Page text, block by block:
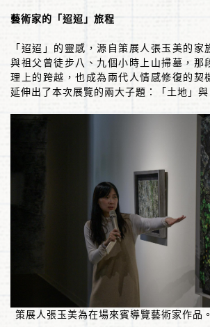
藝術家的「迢迢」旅程
「迢迢」的靈感，源自策展人張玉美的家
與祖父曾徒步八、九個小時上山掃墓，那
理上的跨越，也成為兩代人情感修復的契
延伸出了本次展覽的兩大子題：「土地」與
策展人張玉美為在場來賓導覽藝術家作品。